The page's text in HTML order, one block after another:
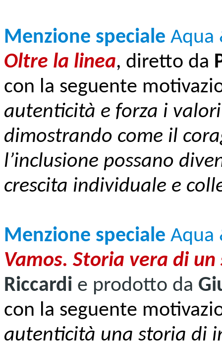
Menzione speciale Aqua
Oltre la linea, diretto da
con la seguente
autenticità e forza i
dimostrando come il
l’inclusione possano
crescita individuale e
Menzione speciale Aqua
Vamos. Storia vera di un
Riccardi e prodotto da
con la seguente
autenticità una storia di